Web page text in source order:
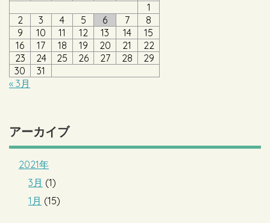
1
2
3 4 5 6 7
8
9
10 11 12 13 14
15
16
17 18 19 20 21
22
23
24 25 26 27 28
29
30
31
« 3月
アーカイブ
2021年
3月 (1)
1月 (15)